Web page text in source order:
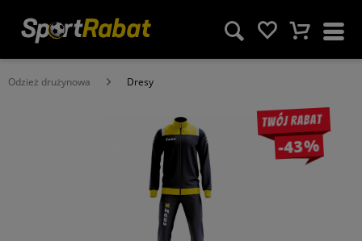
Odzież drużynowa Dresy
Twój rabat
-43%